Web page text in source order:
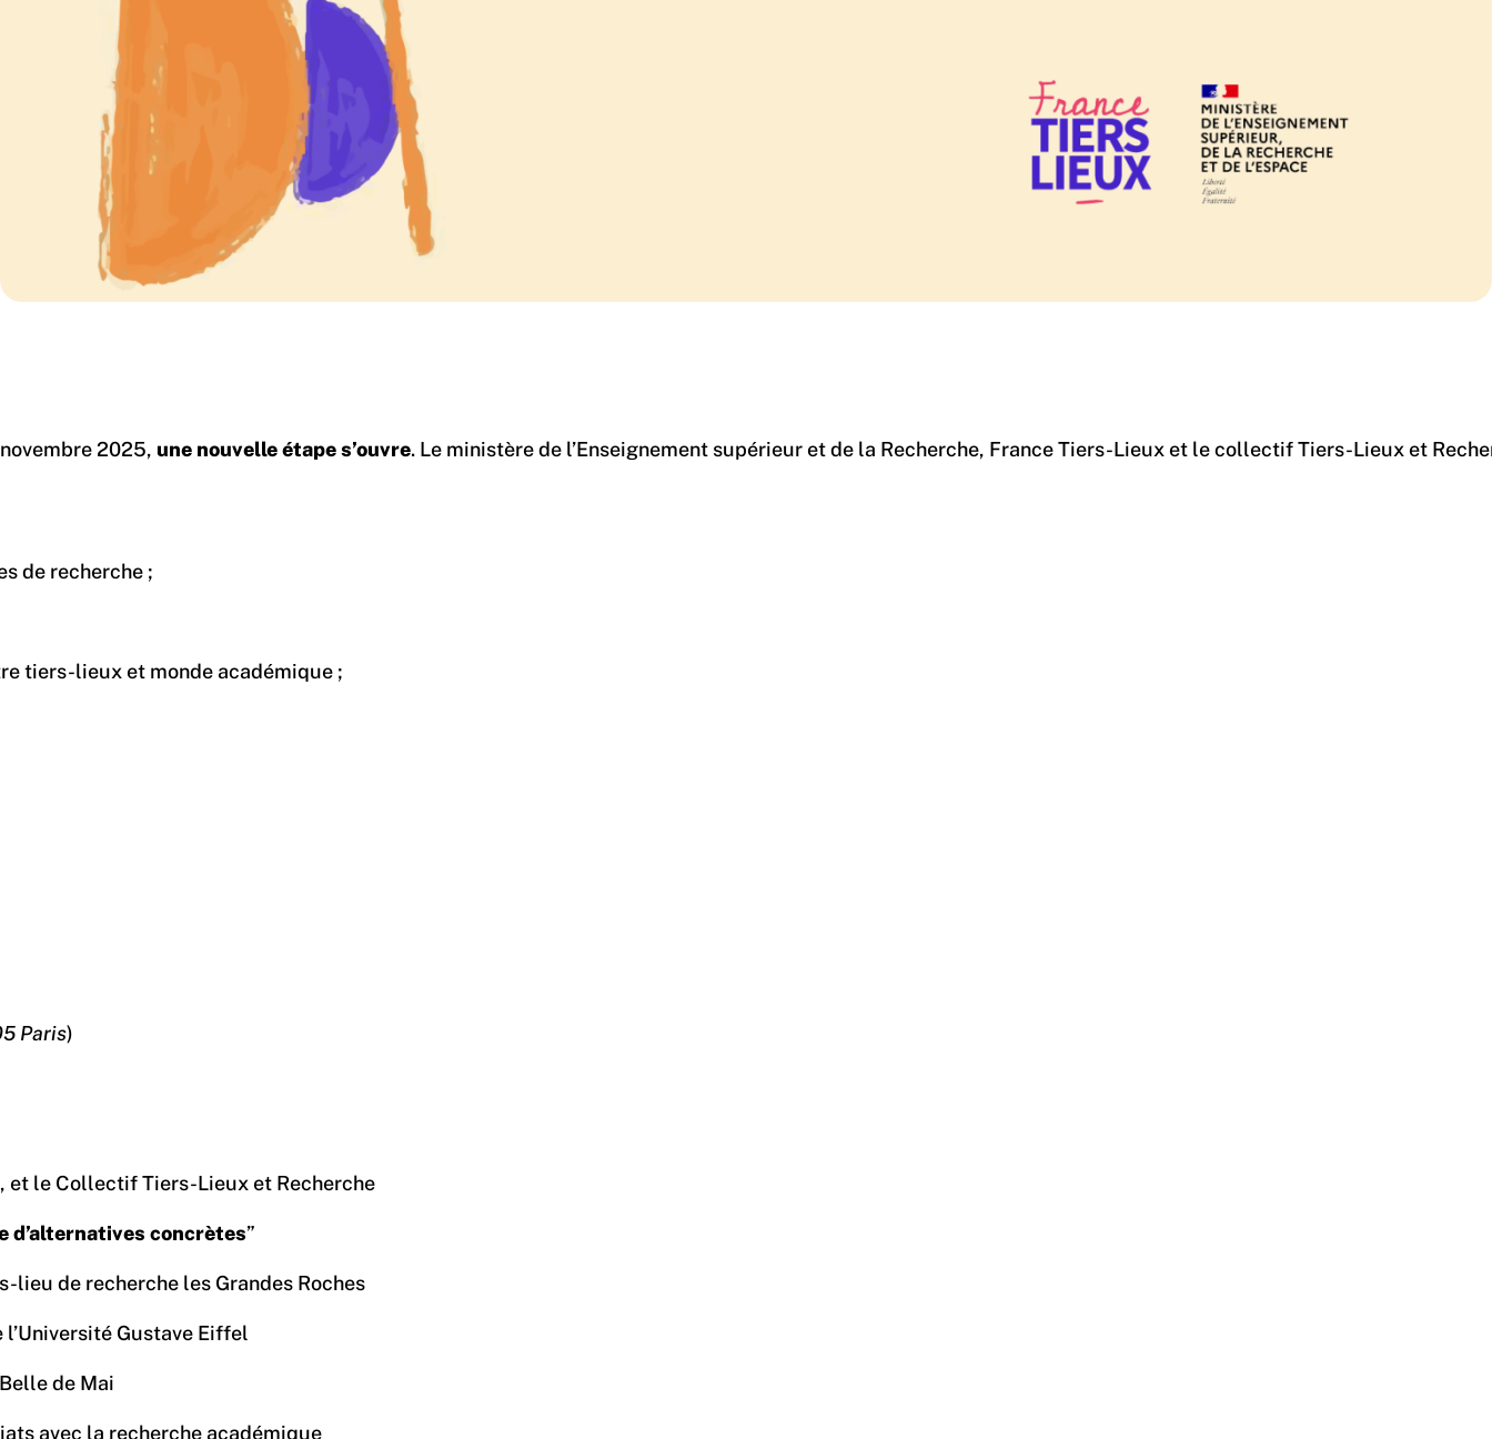
2025, une nouvelle étape s’ouvre. Le ministère de l’Enseignement supérieur et de la Recherche, France Tiers-Lieux et le collectif Tiers-Lieux et
de recherche ;
tiers-lieux et monde académique ;
Paris)
et le Collectif Tiers-Lieux et Recherche
d’alternatives concrètes”
lieu de recherche les Grandes Roches
Gustave Eiffel
de Mai
avec la recherche académique